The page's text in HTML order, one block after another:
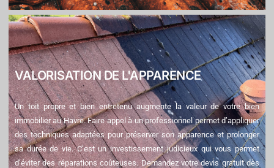
VALORISATION DE L'APPARENCE
Un toit propre et bien entretenu augmente la valeur de votre bien
immobilier au Havre. Faire appel à un professionnel permet d’appliquer
des techniques adaptées pour préserver son apparence et prolonger
sa durée de vie. C’est un investissement judicieux qui vous permet
d’éviter des réparations coûteuses. Demandez votre devis gratuit dès